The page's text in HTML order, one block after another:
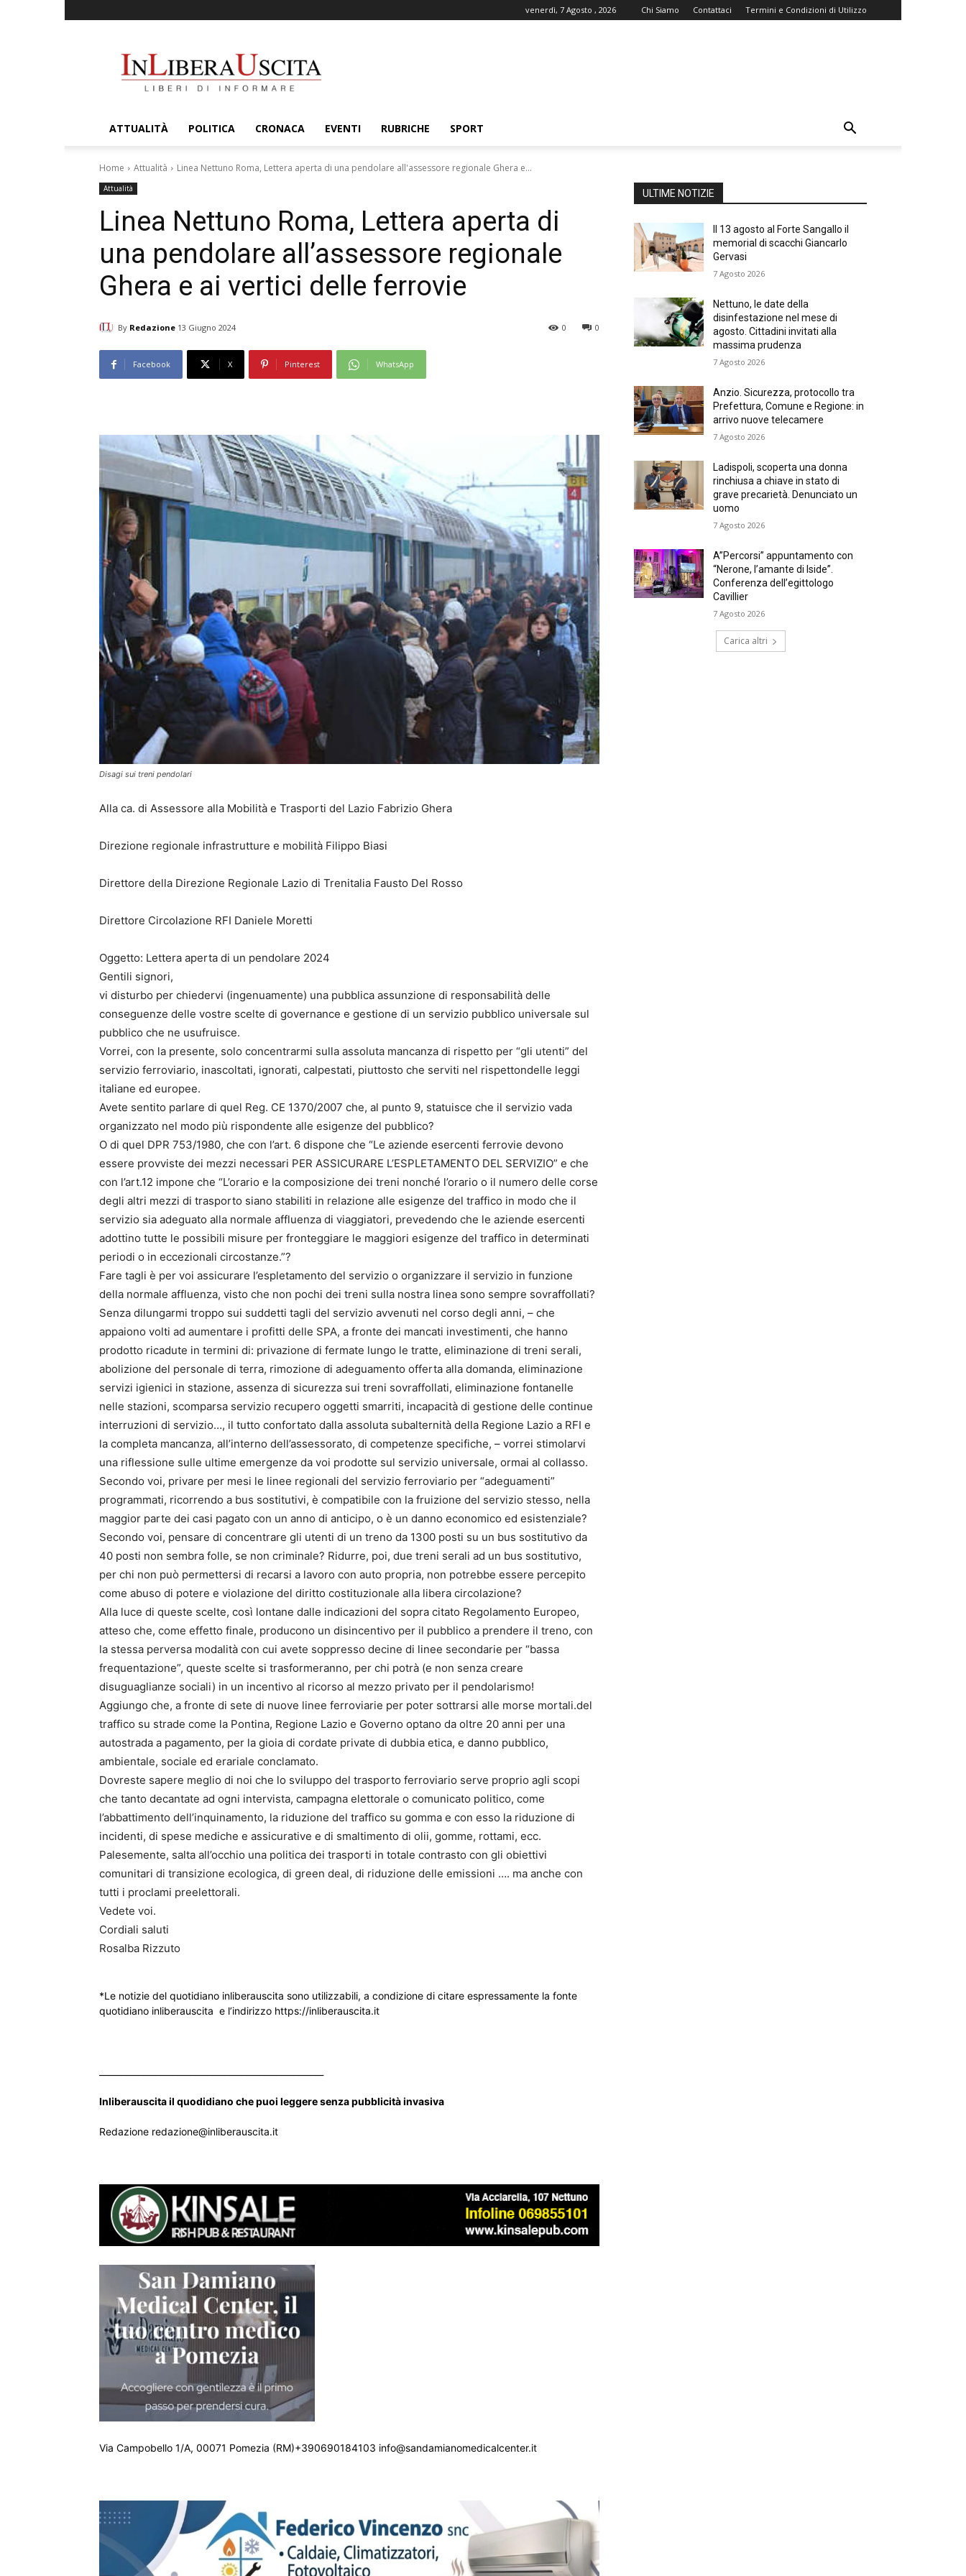
venerdì, 7 Agosto , 2026 Chi Siamo Contattaci Termini e Condizioni di Utilizzo
ATTUALITÀ POLITICA CRONACA EVENTI RUBRICHE SPORT
Home Attualità Linea Nettuno Roma, Lettera aperta di una pendolare all'assessore regionale Ghera e...
Attualità
Linea Nettuno Roma, Lettera aperta di
una pendolare all’assessore regionale
Ghera e ai vertici delle ferrovie
By Redazione 13 Giugno 2024 0
0
Facebook X Pinterest WhatsApp
Disagi sui treni pendolari
Alla ca. di Assessore alla Mobilità e Trasporti del Lazio Fabrizio Ghera
Direzione regionale infrastrutture e mobilità Filippo Biasi
Direttore della Direzione Regionale Lazio di Trenitalia Fausto Del Rosso
Direttore Circolazione RFI Daniele Moretti
Oggetto: Lettera aperta di un pendolare 2024
Gentili signori,
vi disturbo per chiedervi (ingenuamente) una pubblica assunzione di responsabilità delle
conseguenze delle vostre scelte di governance e gestione di un servizio pubblico universale sul
pubblico che ne usufruisce.
Vorrei, con la presente, solo concentrarmi sulla assoluta mancanza di rispetto per “gli utenti” del
servizio ferroviario, inascoltati, ignorati, calpestati, piuttosto che serviti nel rispettondelle leggi
italiane ed europee.
Avete sentito parlare di quel Reg. CE 1370/2007 che, al punto 9, statuisce che il servizio vada
organizzato nel modo più rispondente alle esigenze del pubblico?
O di quel DPR 753/1980, che con l’art. 6 dispone che “Le aziende esercenti ferrovie devono
essere provviste dei mezzi necessari PER ASSICURARE L’ESPLETAMENTO DEL SERVIZIO” e che
con l’art.12 impone che “L’orario e la composizione dei treni nonché l’orario o il numero delle corse
degli altri mezzi di trasporto siano stabiliti in relazione alle esigenze del traffico in modo che il
servizio sia adeguato alla normale affluenza di viaggiatori, prevedendo che le aziende esercenti
adottino tutte le possibili misure per fronteggiare le maggiori esigenze del traffico in determinati
periodi o in eccezionali circostanze.”?
Fare tagli è per voi assicurare l’espletamento del servizio o organizzare il servizio in funzione
della normale affluenza, visto che non pochi dei treni sulla nostra linea sono sempre sovraffollati?
Senza dilungarmi troppo sui suddetti tagli del servizio avvenuti nel corso degli anni, – che
appaiono volti ad aumentare i profitti delle SPA, a fronte dei mancati investimenti, che hanno
prodotto ricadute in termini di: privazione di fermate lungo le tratte, eliminazione di treni serali,
abolizione del personale di terra, rimozione di adeguamento offerta alla domanda, eliminazione
servizi igienici in stazione, assenza di sicurezza sui treni sovraffollati, eliminazione fontanelle
nelle stazioni, scomparsa servizio recupero oggetti smarriti, incapacità di gestione delle continue
interruzioni di servizio…, il tutto confortato dalla assoluta subalternità della Regione Lazio a RFI e
la completa mancanza, all’interno dell’assessorato, di competenze specifiche, – vorrei stimolarvi
una riflessione sulle ultime emergenze da voi prodotte sul servizio universale, ormai al collasso.
Secondo voi, privare per mesi le linee regionali del servizio ferroviario per “adeguamenti”
programmati, ricorrendo a bus sostitutivi, è compatibile con la fruizione del servizio stesso, nella
maggior parte dei casi pagato con un anno di anticipo, o è un danno economico ed esistenziale?
Secondo voi, pensare di concentrare gli utenti di un treno da 1300 posti su un bus sostitutivo da
40 posti non sembra folle, se non criminale? Ridurre, poi, due treni serali ad un bus sostitutivo,
per chi non può permettersi di recarsi a lavoro con auto propria, non potrebbe essere percepito
come abuso di potere e violazione del diritto costituzionale alla libera circolazione?
Alla luce di queste scelte, così lontane dalle indicazioni del sopra citato Regolamento Europeo,
atteso che, come effetto finale, producono un disincentivo per il pubblico a prendere il treno, con
la stessa perversa modalità con cui avete soppresso decine di linee secondarie per “bassa
frequentazione”, queste scelte si trasformeranno, per chi potrà (e non senza creare
disuguaglianze sociali) in un incentivo al ricorso al mezzo privato per il pendolarismo!
Aggiungo che, a fronte di sete di nuove linee ferroviarie per poter sottrarsi alle morse mortali.del
traffico su strade come la Pontina, Regione Lazio e Governo optano da oltre 20 anni per una
autostrada a pagamento, per la gioia di cordate private di dubbia etica, e danno pubblico,
ambientale, sociale ed erariale conclamato.
Dovreste sapere meglio di noi che lo sviluppo del trasporto ferroviario serve proprio agli scopi
che tanto decantate ad ogni intervista, campagna elettorale o comunicato politico, come
l’abbattimento dell’inquinamento, la riduzione del traffico su gomma e con esso la riduzione di
incidenti, di spese mediche e assicurative e di smaltimento di olii, gomme, rottami, ecc.
Palesemente, salta all’occhio una politica dei trasporti in totale contrasto con gli obiettivi
comunitari di transizione ecologica, di green deal, di riduzione delle emissioni …. ma anche con
tutti i proclami preelettorali.
Vedete voi.
Cordiali saluti
Rosalba Rizzuto
*Le notizie del quotidiano inliberauscita sono utilizzabili, a condizione di citare espressamente la fonte
quotidiano inliberauscita e l’indirizzo https://inliberauscita.it
Inliberauscita il quodidiano che puoi leggere senza pubblicità invasiva
Redazione redazione@inliberauscita.it
Via Campobello 1/A, 00071 Pomezia (RM)+390690184103 info@sandamianomedicalcenter.it
ULTIME NOTIZIE
Il 13 agosto al Forte Sangallo il
memorial di scacchi Giancarlo
Gervasi
7 Agosto 2026
Nettuno, le date della
disinfestazione nel mese di
agosto. Cittadini invitati alla
massima prudenza
7 Agosto 2026
Anzio. Sicurezza, protocollo tra
Prefettura, Comune e Regione: in
arrivo nuove telecamere
7 Agosto 2026
Ladispoli, scoperta una donna
rinchiusa a chiave in stato di
grave precarietà. Denunciato un
uomo
7 Agosto 2026
A”Percorsi” appuntamento con
“Nerone, l’amante di Iside”.
Conferenza dell’egittologo
Cavillier
7 Agosto 2026
Carica altri